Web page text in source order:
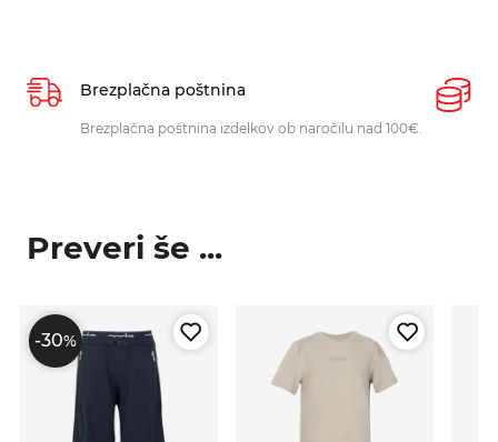
Brezplačna poštnina
Brezplačna poštnina izdelkov ob naročilu nad 100€.
Preveri še ...
-30%